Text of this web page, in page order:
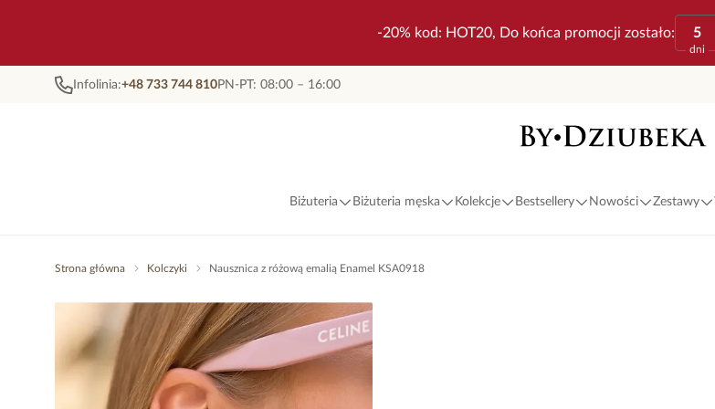
-20% kod: HOT20, Do końca promocji zostało: 5
dni
Infolinia:+48 733 744 810PN-PT: 08:00 – 16:00
Biżuteria Biżuteria męska Kolekcje Bestsellery Nowości Zestawy
Strona główna Kolczyki Nausznica z różową emalią Enamel KSA0918